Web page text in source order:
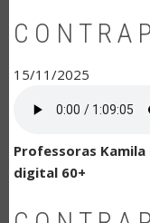
15/11/2025
Professoras Kamila
digital 60+